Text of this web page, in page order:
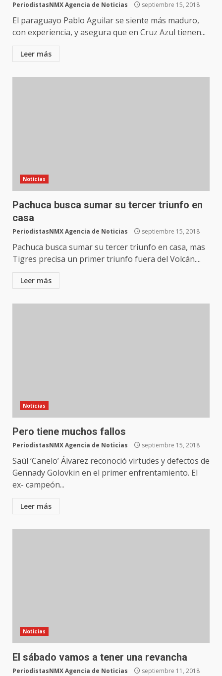
PeriodistasNMX Agencia de Noticias septiembre 15, 2018
El paraguayo Pablo Aguilar se siente más maduro,
con experiencia, y asegura que en Cruz Azul tienen...
Leer más
Noticias
Pachuca busca sumar su tercer triunfo en
casa
PeriodistasNMX Agencia de Noticias septiembre 15, 2018
Pachuca busca sumar su tercer triunfo en casa, mas
Tigres precisa un primer triunfo fuera del Volcán....
Leer más
Noticias
Pero tiene muchos fallos
PeriodistasNMX Agencia de Noticias septiembre 15, 2018
Saúl ‘Canelo’ Álvarez reconoció virtudes y defectos de
Gennady Golovkin en el primer enfrentamiento. El
ex- campeón...
Leer más
Noticias
El sábado vamos a tener una revancha
PeriodistasNMX Agencia de Noticias septiembre 11, 2018